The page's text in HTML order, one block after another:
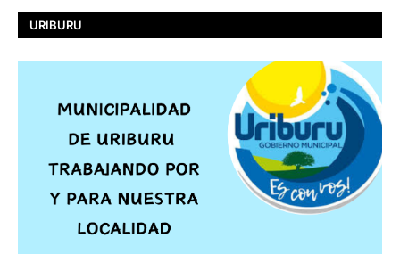
URIBURU